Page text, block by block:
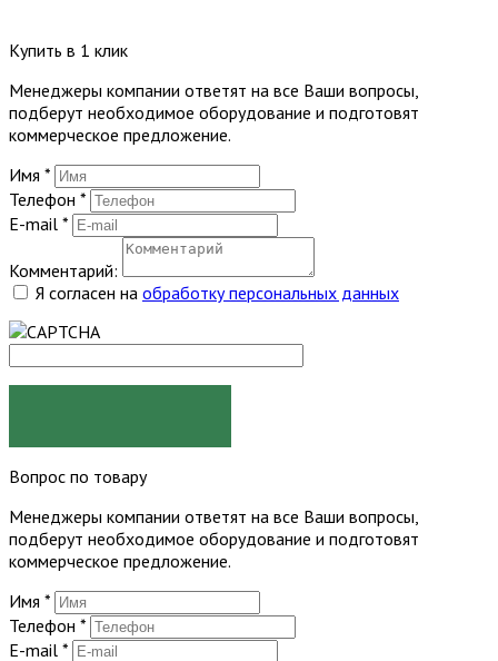
Купить в 1 клик
Менеджеры компании ответят на все Ваши вопросы,
подберут необходимое оборудование и подготовят
коммерческое предложение.
Имя *
Телефон *
E-mail *
Комментарий:
Я согласен на обработку персональных данных
Вопрос по товару
Менеджеры компании ответят на все Ваши вопросы,
подберут необходимое оборудование и подготовят
коммерческое предложение.
Имя *
Телефон *
E-mail *